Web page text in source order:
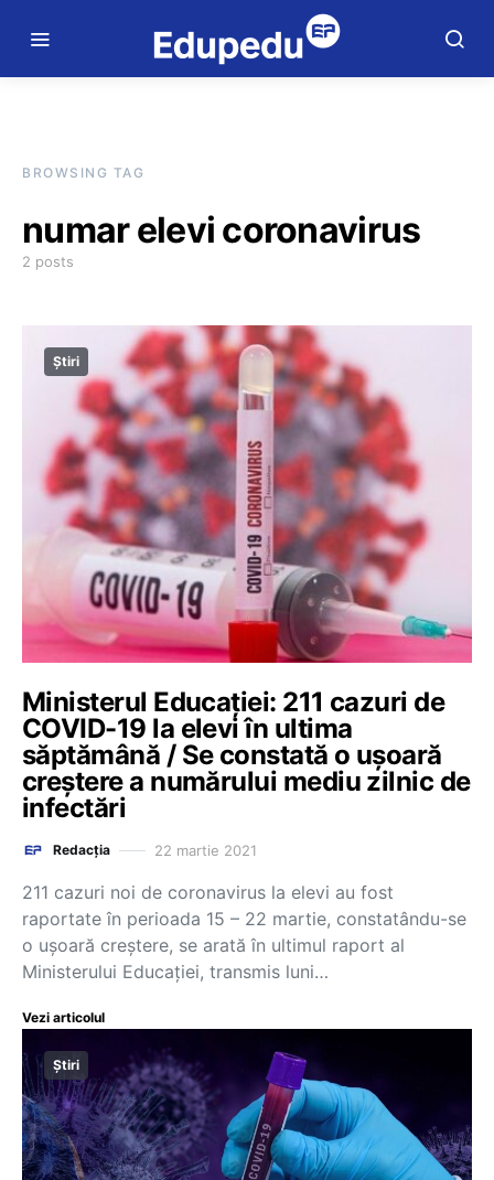
BROWSING TAG
numar elevi coronavirus
2 posts
Știri
Ministerul Educației: 211 cazuri de
COVID-19 la elevi în ultima
săptămână / Se constată o ușoară
creștere a numărului mediu zilnic de
infectări
Redacția 22 martie 2021
211 cazuri noi de coronavirus la elevi au fost
raportate în perioada 15 – 22 martie, constatându-se
o ușoară creștere, se arată în ultimul raport al
Ministerului Educației, transmis luni…
Vezi articolul
Știri